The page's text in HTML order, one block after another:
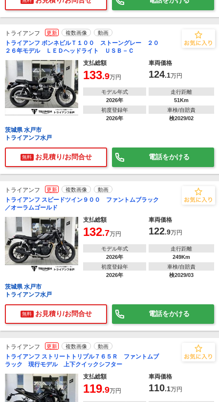
トライアンフ 更新 複数画像 動画
トライアンフ ボンネビルＴ１００ ストーングレー ２０
２６年モデル ＬＥＤヘッドライト ＵＳＢ－Ｃ
支払総額
車両価格
133.9万円 124.1万円
モデル年式
2026年
走行距離
51Km
初度登録年
2026年
車検/自賠責
検2029/02
茨城県 水戸市
トライアンフ水戸
無料 お見積り/お問合せ 電話をかける
トライアンフ 更新 複数画像 動画
トライアンフ スピードツイン９００ ファントムブラック
／オーラムゴールド
支払総額
車両価格
132.7万円 122.9万円
モデル年式
2026年
走行距離
249Km
初度登録年
2026年
車検/自賠責
検2029/03
茨城県 水戸市
トライアンフ水戸
無料 お見積り/お問合せ 電話をかける
トライアンフ 更新 複数画像 動画
トライアンフ ストリートトリプル７６５Ｒ ファントムブ
ラック 現行モデル 上下クイックシフター
支払総額
車両価格
119.9万円 110.1万円